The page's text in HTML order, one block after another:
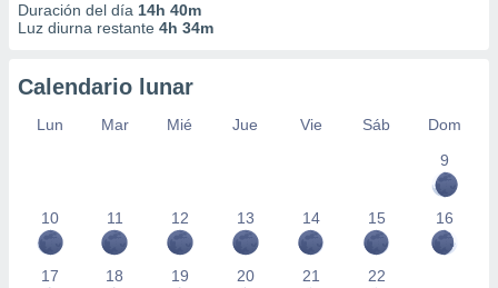
Duración del día 14h 40m
Luz diurna restante 4h 34m
Calendario lunar
Lun Mar Mié Jue Vie Sáb
Dom
9
10 11 12 13 14 15 16
17 18 19 20 21 22